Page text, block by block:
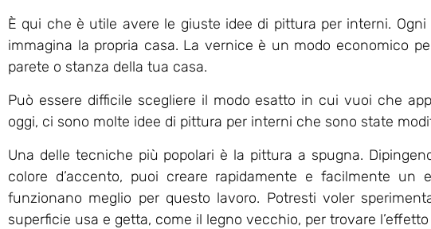
È qui che è utile avere le giuste idee di pittura per interni.
immagina la propria casa. La vernice è un modo economico
parete o stanza della tua casa.
Può essere difficile scegliere il modo esatto in cui vuoi che
oggi, ci sono molte idee di pittura per interni che sono state
Una delle tecniche più popolari è la pittura a spugna.
colore d’accento, puoi creare rapidamente e facilmente
funzionano meglio per questo lavoro. Potresti voler
superficie usa e getta, come il legno vecchio, per trovare